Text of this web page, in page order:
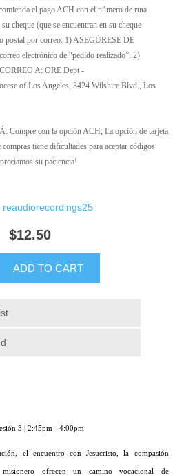
el pago ACH con el número de ruta
cheque (que se encuentran en su cheque
postal por correo: 1) ASEGÚRESE DE
electrónico de “pedido realizado”, 2)
A: ORE Dept -
of Los Angeles, 3424 Wilshire Blvd., Los
con la opción ACH; La opción de tarjeta
tiene dificultades para aceptar códigos
su paciencia!
reaudiorecordings25
$12.50
ADD TO CART
3 | 2:45pm - 4:00pm
el encuentro con Jesucristo, la compasión
ofrecen un camino vocacional de